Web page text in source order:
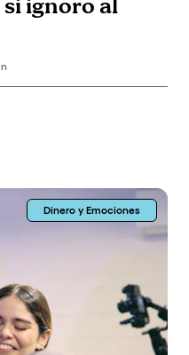
si ignoro al
Dinero y Emociones